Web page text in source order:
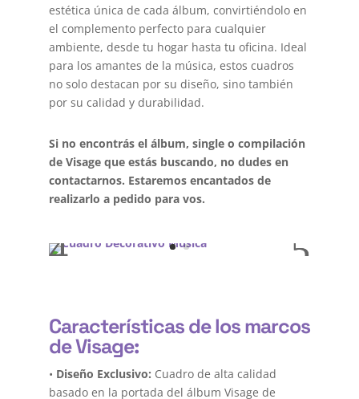
estética única de cada álbum, convirtiéndolo en
el complemento perfecto para cualquier
ambiente, desde tu hogar hasta tu oficina. Ideal
para los amantes de la música, estos cuadros
no solo destacan por su diseño, sino también
por su calidad y durabilidad.
Si no encontrás el álbum, single o compilación
de Visage que estás buscando, no dudes en
contactarnos. Estaremos encantados de
realizarlo a pedido para vos.
Características de los marcos
de Visage:
• Diseño Exclusivo: Cuadro de alta calidad
basado en la portada del álbum Visage de